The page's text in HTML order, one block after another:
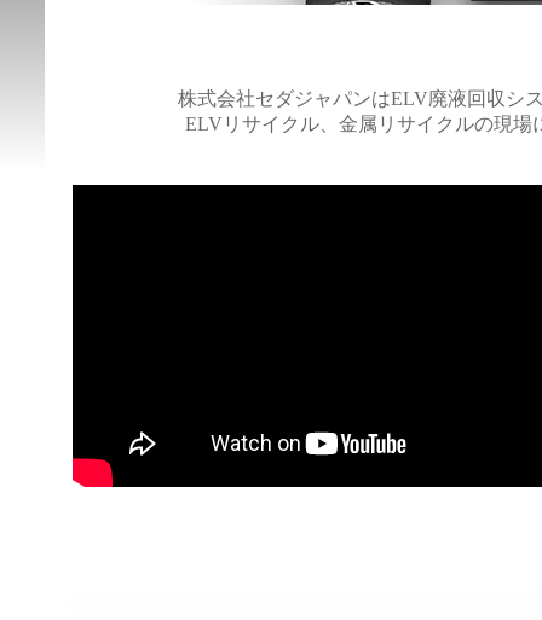
株式会社セダジャパンはELV廃液回収シ
ELVリサイクル、金属リサイクルの現